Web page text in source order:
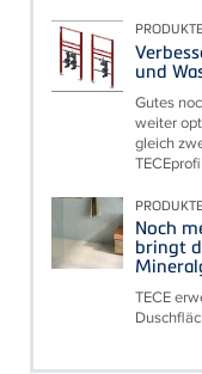
PRODUKTE
und
Gutes
weiter
gleich
PRODUKTE
Noch
bringt
TECE